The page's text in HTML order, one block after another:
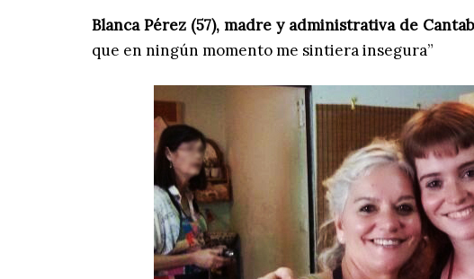
Blanca Pérez (57), madre y administrativa de
que en ningún momento me sintiera insegura”